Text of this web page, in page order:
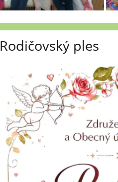
Rodičovský ples